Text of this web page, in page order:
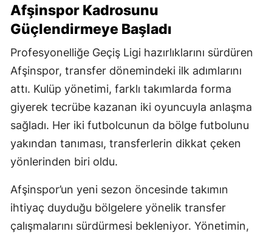
Afşinspor Kadrosunu
Güçlendirmeye Başladı
Profesyonelliğe Geçiş Ligi hazırlıklarını sürdüren
Afşinspor, transfer dönemindeki ilk adımlarını
attı. Kulüp yönetimi, farklı takımlarda forma
giyerek tecrübe kazanan iki oyuncuyla anlaşma
sağladı. Her iki futbolcunun da bölge futbolunu
yakından tanıması, transferlerin dikkat çeken
yönlerinden biri oldu.
Afşinspor’un yeni sezon öncesinde takımın
ihtiyaç duyduğu bölgelere yönelik transfer
çalışmalarını sürdürmesi bekleniyor. Yönetimin,